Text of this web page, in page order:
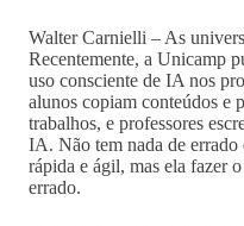
Walter Carnielli – As
Recentemente, a Unicamp
uso consciente de IA nos
alunos copiam conteúdos e
trabalhos, e professores
IA. Não tem nada de
rápida e ágil, mas ela fazer
errado.